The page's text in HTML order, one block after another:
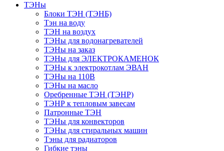
ТЭНы
Блоки ТЭН (ТЭНБ)
Тэн на воду
ТЭН на воздух
ТЭНы для водонагревателей
ТЭНы на заказ
ТЭНы для ЭЛЕКТРОКАМЕНОК
ТЭНы к электрокотлам ЭВАН
ТЭНы на 110В
ТЭНы на масло
Оребренные ТЭН (ТЭНР)
ТЭНР к тепловым завесам
Патронные ТЭН
ТЭНы для конвекторов
ТЭНы для стиральных машин
Тэны для радиаторов
Гибкие тэны